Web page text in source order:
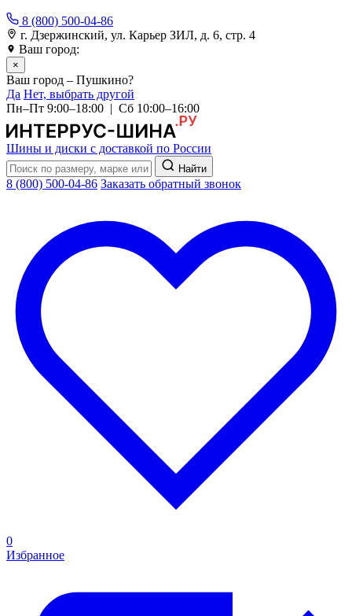
8 (800) 500-04-86
г. Дзержинский, ул. Карьер ЗИЛ, д. 6, стр. 4
Ваш город:
×
Ваш город – Пушкино?
Да Нет, выбрать другой
Пн–Пт 9:00–18:00 | Сб 10:00–16:00
Шины и диски с доставкой по России
Найти
8 (800) 500-04-86 Заказать обратный звонок
0
Избранное